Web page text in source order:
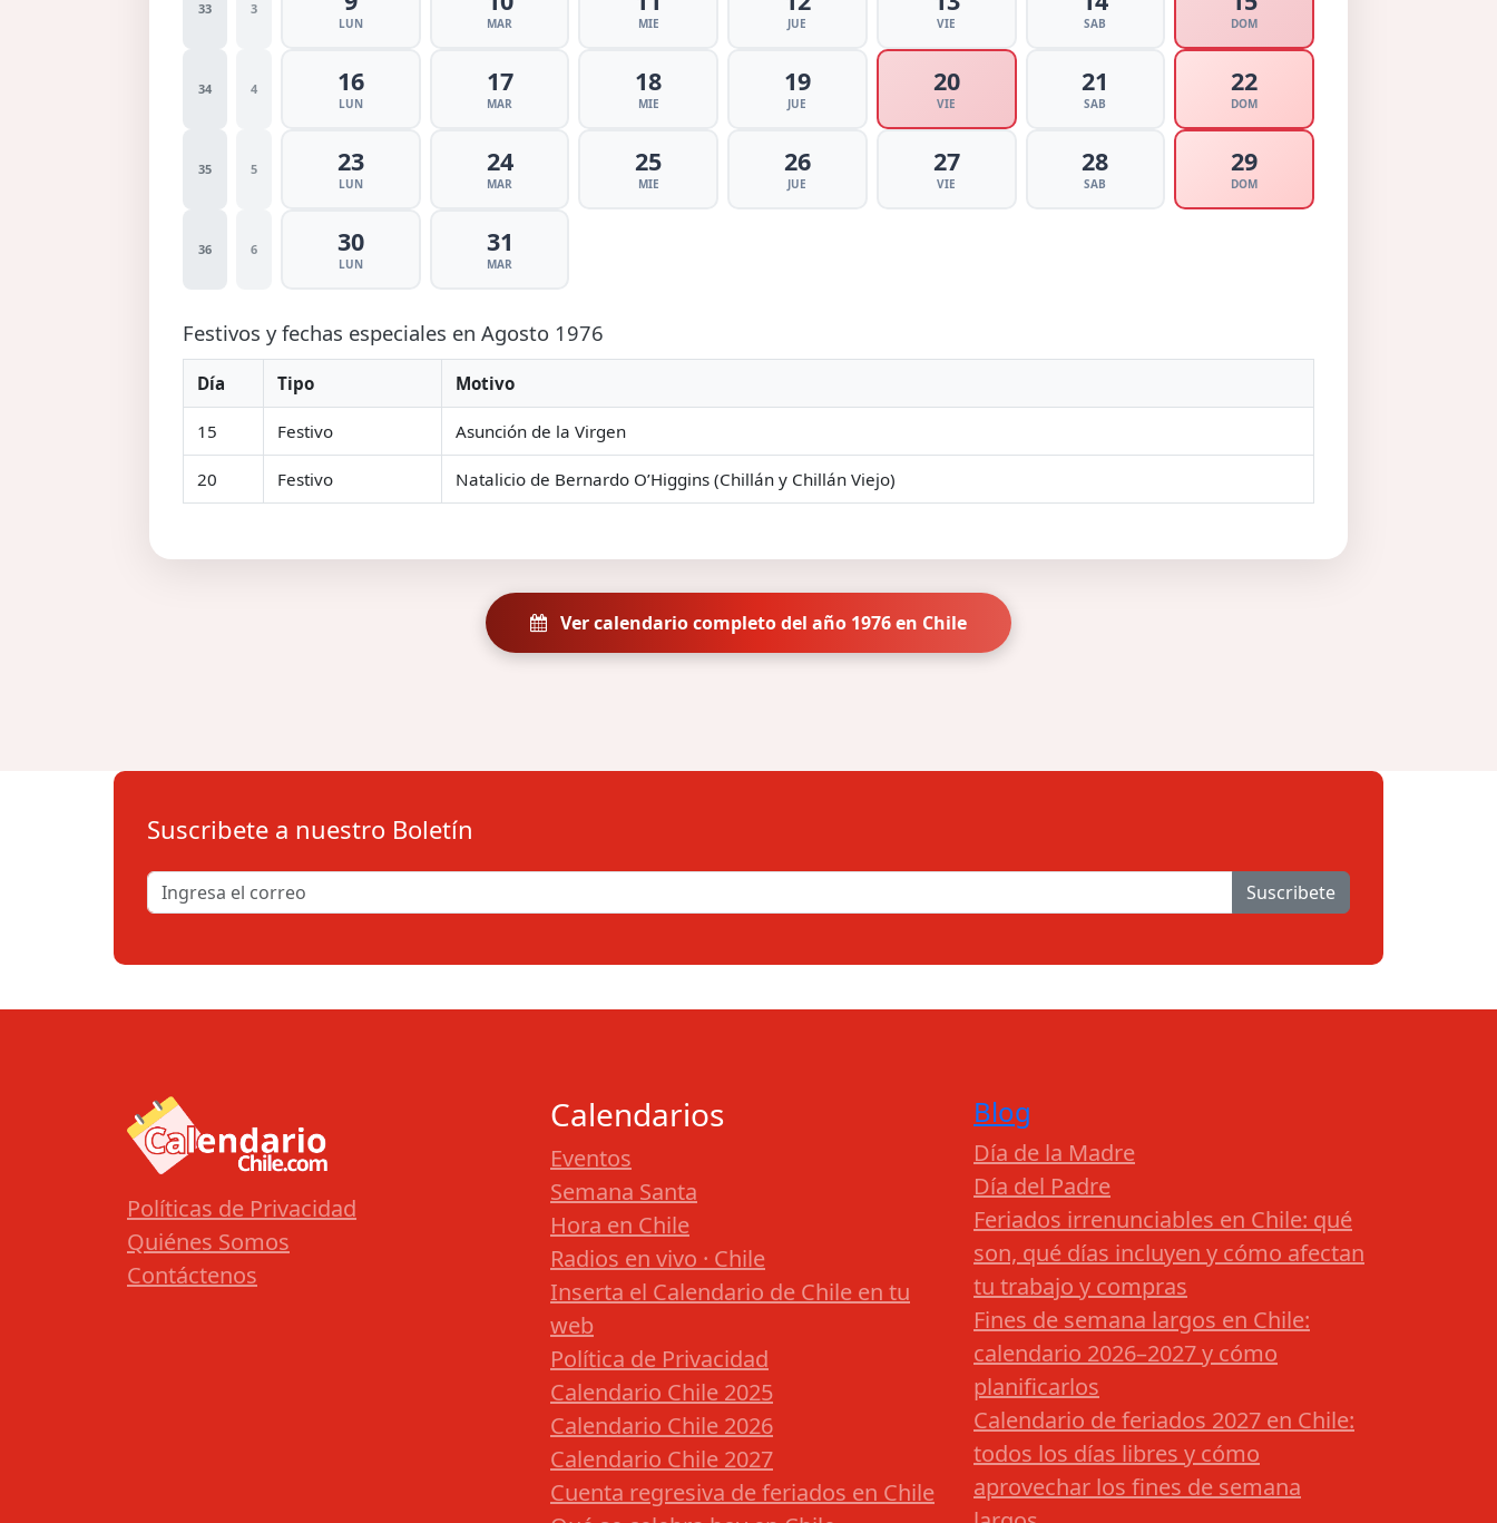
33 3
LUN MAR MIE JUE VIE SAB DOM
34 4 16
LUN
17
MAR
18
MIE
19
JUE
20
VIE
21
SAB
22
DOM
35 5 23
LUN
24
MAR
25
MIE
26
JUE
27
VIE
28
SAB
29
DOM
36 6 30
LUN
31
MAR
Festivos y fechas especiales en Agosto 1976
Día Tipo Motivo
15 Festivo Asunción de la Virgen
20 Festivo Natalicio de Bernardo O’Higgins (Chillán y Chillán Viejo)
Ver calendario completo del año 1976 en Chile
Suscribete a nuestro Boletín
Suscribete
Políticas de Privacidad
Quiénes Somos
Contáctenos
Calendarios
Eventos
Semana Santa
Hora en Chile
Radios en vivo · Chile
Inserta el Calendario de Chile en tu
web
Política de Privacidad
Calendario Chile 2025
Calendario Chile 2026
Calendario Chile 2027
Cuenta regresiva de feriados en Chile
Blog
Día de la Madre
Día del Padre
Feriados irrenunciables en Chile: qué
son, qué días incluyen y cómo afectan
tu trabajo y compras
Fines de semana largos en Chile:
calendario 2026–2027 y cómo
planificarlos
Calendario de feriados 2027 en Chile:
todos los días libres y cómo
aprovechar los fines de semana